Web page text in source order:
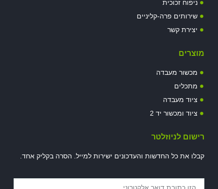
ניפוח זכוכית
שירותים פרה-קליניים
יצירת קשר
מוצרים
מכשור מעבדה
מתכלים
ציוד מעבדה
ציוד ומכשור יד 2
רישום לניוזלטר
קבלו את כל החדשות והעדכונים ישירות למייל. הסרה בקליק אחד.